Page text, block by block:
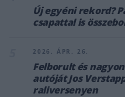
Új egyéni rekord?
csapattal is
2026. ÁPR. 26.
Felborult és
autóját Jos
raliversenyen